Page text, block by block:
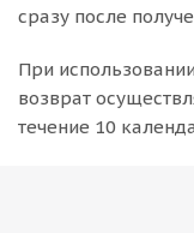
сразу после
При
возврат
течение 10